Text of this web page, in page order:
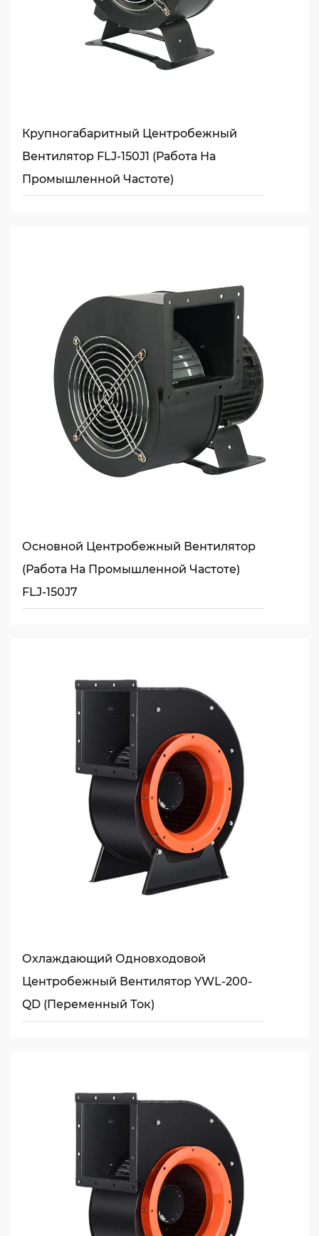
Крупногабаритный Центробежный
Вентилятор FLJ-150J1 (работа На
Промышленной Частоте)
Основной Центробежный Вентилятор
(работа На Промышленной Частоте)
FLJ-150J7
Охлаждающий Одновходовой
Центробежный Вентилятор YWL-200-
QD (переменный Ток)